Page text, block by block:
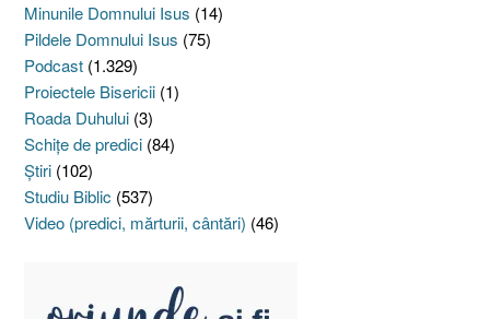
Minunile Domnului Isus (14)
Pildele Domnului Isus (75)
Podcast (1.329)
Proiectele Bisericii (1)
Roada Duhului (3)
Schiţe de predici (84)
Ştiri (102)
Studiu Biblic (537)
Video (predici, mărturii, cântări) (46)